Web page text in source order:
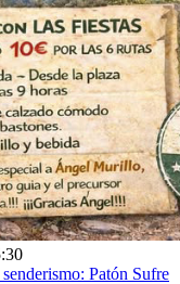
Patón Sufre